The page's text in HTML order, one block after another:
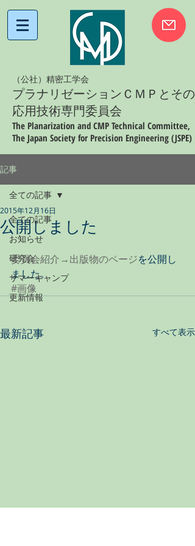
（公社）精密工学会
プラナリゼーションＣＭＰとその
応用技術専門委員会
The Planarization and CMP Technical Committee,
The Japan Society for Precision Engineering (JSPE)
記事
全ての記事
お知らせ
研究会
サマーキャンプ
更新情報
全ての記事
公開しました
2015年12月16日
委員会紹介→出版物のページを公開し
ました。
#画像
最新記事 すべて表示